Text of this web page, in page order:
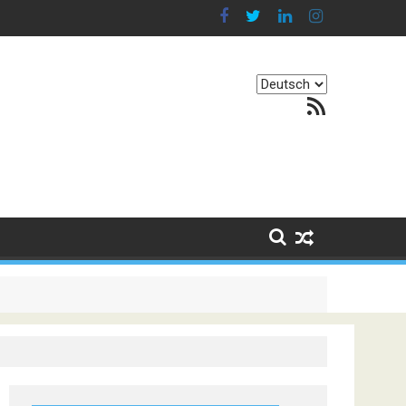
Sprache
auswählenRSS-Feed
besteht darin, Kontinente zu verbinden